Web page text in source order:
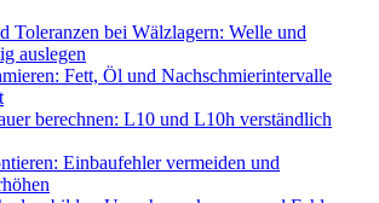
Toleranzen bei Wälzlagern: Welle und
auslegen
Fett, Öl und Nachschmierintervalle
berechnen: L10 und L10h verständlich
Einbaufehler vermeiden und